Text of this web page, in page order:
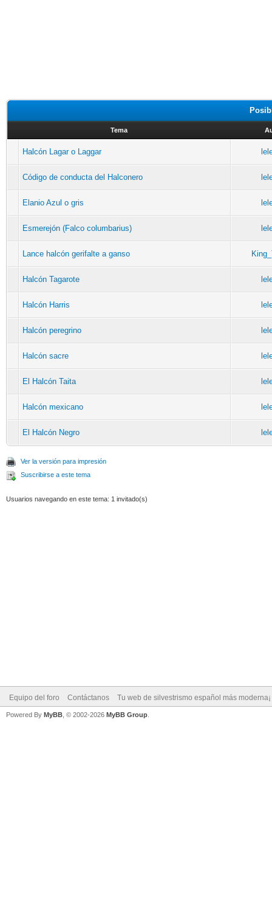
Tema
Halcón Lagar o Laggar
Código de conducta del Halconero
Elanio Azul o gris
Esmerejón (Falco columbarius)
Lance halcón gerifalte a ganso
Halcón Tagarote
Halcón Harris
Halcón peregrino
Halcón sacre
El Halcón Taita
Halcón mexicano
El Halcón Negro
Ver la versión para impresión
Suscribirse a este tema
Usuarios navegando en este tema: 1 invitado(s)
Equipo del foro Contáctanos Tu web de silvestrismo español más moderna¡
Powered By MyBB , © 2002-2026 MyBB Group